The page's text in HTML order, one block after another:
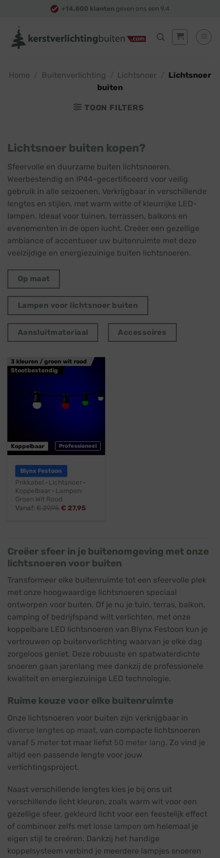
content
+14.800 klanten geven ons een 9,4
Home Buitenverlichting Lichtsnoer
Lichtsnoer
buiten
TOON FILTERS
Lichtsnoer buiten kopen?
Sfeervolle en duurzame buiten lichtsnoeren.
Weerbestendig en IP44-gecertificeerd voor veilig
gebruik in alle seizoenen. Verkrijgbaar in verschillende
lengtes en stijlen, met warm witte of kleurrijke LED-
lampen. Ideaal voor tuinen, terrassen, balkons en
evenementen in de open lucht. Creëer een gezellige
ambiance of accentueer uw buitenruimte met deze
veelzijdige en energiezuinige buiten lichtsnoeren.
Op maat
Lampen voor lichtsnoer buiten
Aansluitmateriaal Accessoires
3 kleuren / groen wit rood
Stootbestendig
Professioneel
Koppelbaar
Blynx Festoon
Prikkabel · Lichtsnoer ·
Koppelbaar · Lampen:
Groen Wit Rood
Vanaf:€29,95 € 27,95
Creëer sfeer in je buitenomgeving met onze
lichtsnoeren voor buiten
Transformeer elke buitenruimte tot een sfeervolle plek
met onze hoogwaardige lichtsnoeren speciaal
ontworpen voor buiten. Of je nu je tuin, terras, balkon,
camping of bedrijfspand wilt verlichten, met onze
koppelbare LED lichtsnoeren van Blynx Festoon kun je
vertrouwen op buitenverlichting waarvan je elke dag
zorgeloos geniet. Deze robuuste en spatwaterdichte
snoeren gaan jarenlang mee dankzij de professionele
kwaliteit en energiezuinige LED technologie.
Ruime keuze voor elke buitenruimte
Onze lichtsnoeren voor buiten zijn verkrijgbaar in
diverse lengtes op maat, van compacte lichtsnoeren
vanaf 5 meter tot maar liefst 50 meter lang. Zo vind je
altijd een passende lengte voor jouw
verlichtingsproject.
Naast verschillende lengtes kies je bij ons uit
verschillende licht kleuren, zoals warm wit voor een
gezellige sfeer, gekleurd licht voor een feestelijk effect
of combineer zelfs met losse lampen om helemaal je
eigen stijl te creëren. Dankzij het handige
koppelsysteem verbind je meerdere lampjes snoeren